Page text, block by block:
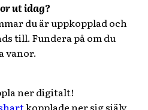
ut idag?
du är uppkopplad och
till. Fundera på om du
vanor.
ner digitalt!
kopplade ner sig själv